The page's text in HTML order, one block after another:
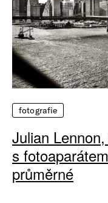
fotografie
Julian
s
průměrné